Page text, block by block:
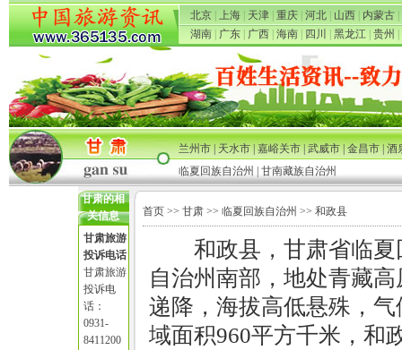
北京 上海 天津 重庆 河北 山西 内蒙古
湖南
广东 广西 海南 四川 黑龙江 贵州
兰州市|天水市|嘉峪关市|武威市|金昌市|酒
临夏回族自治州
甘南藏族自治州
甘肃的相
关信息
甘肃旅游
投诉电话
甘肃旅游
投诉电
话：
0931-
8411200
首页>> 甘肃>> 临夏回族自治州 >> 和政县
和政县，甘肃省临
自治州南部，地处青藏
递降，海拔高低悬殊，
域面积960平方千米，和